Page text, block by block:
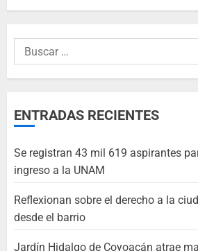
ENTRADAS RECIENTES
Se registran 43 mil 619 aspirantes
ingreso a la UNAM
Reflexionan sobre el derecho a la
desde el barrio
Jardín Hidalgo de Coyoacán atrae